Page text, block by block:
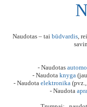
Naudotas – tai būdvardis,
- Naudotas
- Naudota knyga
- Naudota elektronika (pvz.,
- Naudota